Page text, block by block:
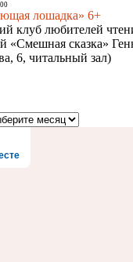
лошадка» 6+
клуб любителей
«Смешная сказка»
6, читальный зал)